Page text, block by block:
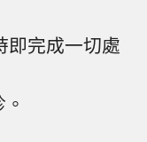
即完成一切處